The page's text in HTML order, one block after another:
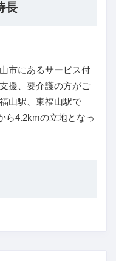
長
市にあるサービス付
援、要介護の方がご
山駅、東福山駅で
ら4.2kmの立地となっ